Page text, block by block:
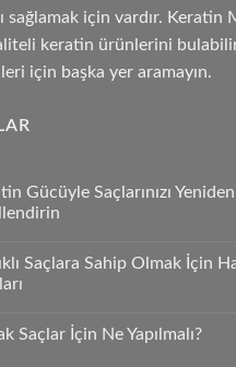
sağlamak için vardır.
keratin ürünlerini
için başka yer aramayın.
Gücüyle Saçlarınızı
Saçlara Sahip Olmak İçin
Saçlar İçin Ne Yapılmalı?